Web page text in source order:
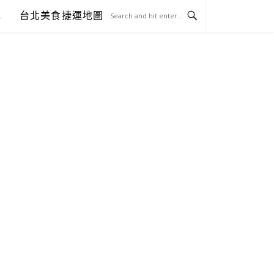
台北美食捷運地圖